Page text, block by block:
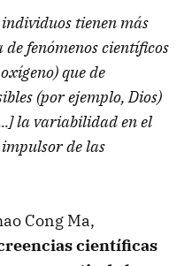
tienen más
fenómenos científicos
que de
(por ejemplo, Dios)
la variabilidad en el
de las
Cong Ma,
científicas